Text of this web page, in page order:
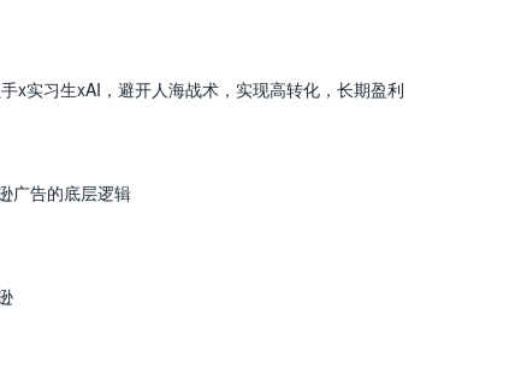
x实习生xAI，避开人海战术，实现高转化，长期盈利
广告的底层逻辑